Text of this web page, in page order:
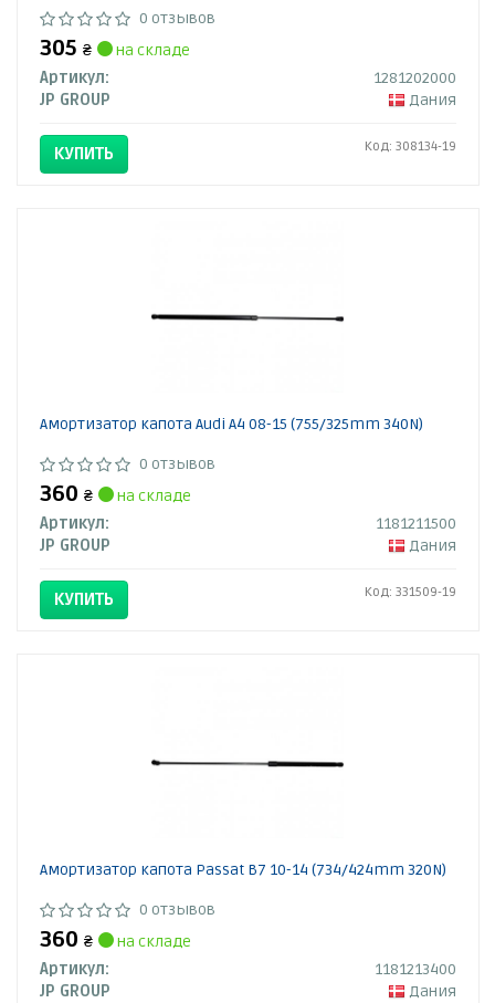
0 отзывов
305 ₴
на складе
Артикул:
1281202000
JP GROUP
Дания
КУПИТЬ Код: 308134-19
Амортизатор капота Audi A4 08-15 (755/325mm 340N)
0 отзывов
360 ₴
на складе
Артикул:
1181211500
JP GROUP
Дания
КУПИТЬ Код: 331509-19
Амортизатор капота Passat B7 10-14 (734/424mm 320N)
0 отзывов
360 ₴
на складе
Артикул:
1181213400
JP GROUP
Дания